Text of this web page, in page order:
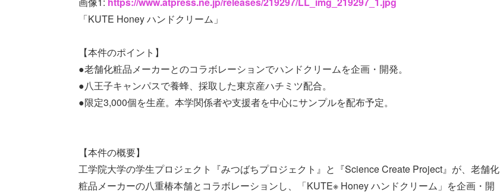
「KUTE Honey ハンドクリーム」
【本件のポイント】
●老舗化粧品メーカーとのコラボレーションでハンドクリームを企画・開発。
●八王子キャンパスで養蜂、採取した東京産ハチミツ配合。
●限定3,000個を生産。本学関係者や支援者を中心にサンプルを配布予定。
【本件の概要】
工学院大学の学生プロジェクト『みつばちプロジェクト』と『Science Create Project』が、老舗化
粧品メーカーの八重椿本舗とコラボレーションし、「KUTE※ Honey ハンドクリーム」を企画・開